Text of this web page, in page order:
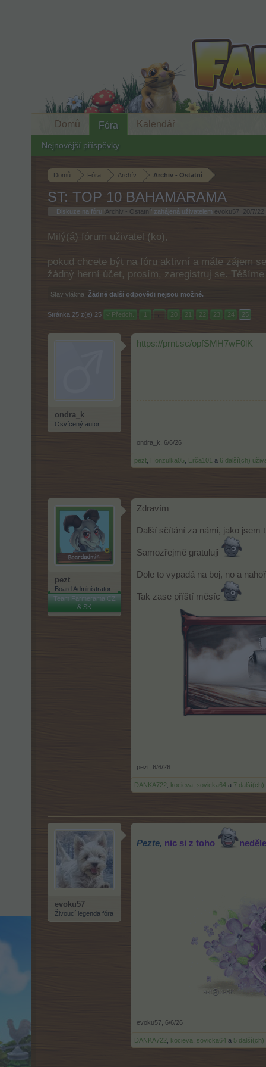
Domů Fóra Archív Archiv - Ostatní
ST: TOP 10 BAHAMARAMA
Diskuze na fóru ' Archiv - Ostatní ' zahájená uživatelem evoku57 20/7/22
Milý(á) fórum uživatel (ko),
pokud chcete být na fóru aktivní a máte zájem
žádný herní účet, prosím, zaregistruj se.
Stav vlákna: Žádné další odpovědi nejsou možné.
Stránka 25 z(e) 25 < Předch. 1 ← 20 21 22 23 24 25
ondra_k
Osvícený autor
https://prnt.sc/opfSMH7wF0lK
ondra_k 6/6/26
pezt Honzulka05 Erča101 a 6 další(ch)
pezt
Board Administrator
Team Farmerama CZ
& SK
Zdravím
Další sčítání za námi, jako jsem
Samozřejmě gratuluji
Dole to vypadá na boj, no a
Tak zase příští měsíc
pezt 6/6/26
DANKA722 kocieva sovicka64 a 7 další(ch)
evoku57
Živoucí legenda fóra
Pezte, nic si z toho
evoku57 6/6/26
DANKA722 kocieva sovicka64 a 5 další(ch)
Domů Fóra
Nejnovější příspěvky
Kalendář